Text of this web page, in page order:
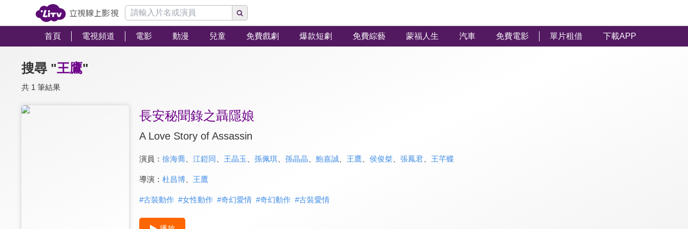
首頁 電視頻道 電影 動漫 兒童 免費戲劇 爆款短劇 免費綜藝 蒙福人生 汽車 免費電影 單片租借 下載APP
搜尋 "王鷹"
共 1 筆結果
長安秘聞錄之聶隱娘
A Love Story of Assassin
演員： 徐海喬 江鎧同 王晶玉 孫佩琪、 孫晶晶 鮑嘉誠、 王鷹、 侯俊桀 張鳳君、 王芊蝶
導演： 杜昌博、 王鷹
#古裝動作 #女性動作 #奇幻愛情 #奇幻動作 #古裝愛情